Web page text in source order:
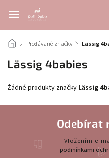
/ Prodávané značky / Lässig
Lässig 4babies
Žádné produkty značky Lässig
Odebírat
Vložením e-
podmínkami